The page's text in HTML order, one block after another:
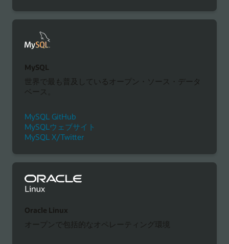
MySQL
世界で最も普及しているオープン・ソース・データ
ベース。
MySQL GitHub
MySQLウェブサイト
MySQL X/Twitter
Oracle Linux
オープンで包括的なオペレーティング環境